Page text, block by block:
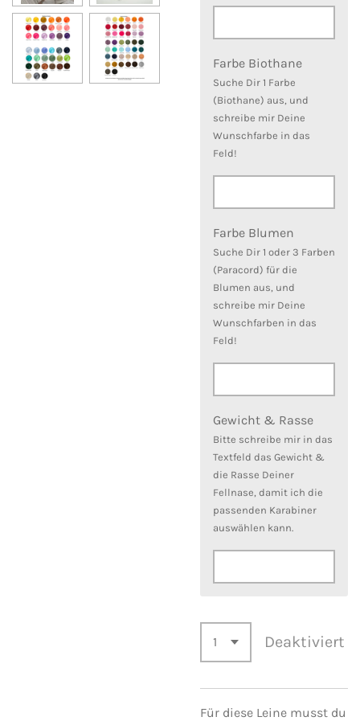
Farbe Biothane
Suche Dir 1 Farbe
(Biothane) aus, und
schreibe mir Deine
Wunschfarbe in das
Feld!
Farbe Blumen
Suche Dir 1 oder 3 Farben
(Paracord) für die
Blumen aus, und
schreibe mir Deine
Wunschfarben in das
Feld!
Gewicht & Rasse
Bitte schreibe mir in das
Textfeld das Gewicht &
die Rasse Deiner
Fellnase, damit ich die
passenden Karabiner
auswählen kann.
Deaktiviert
Für diese Leine musst du